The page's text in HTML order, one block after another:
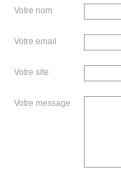
Votre nom
Votre email
Votre site
Votre message